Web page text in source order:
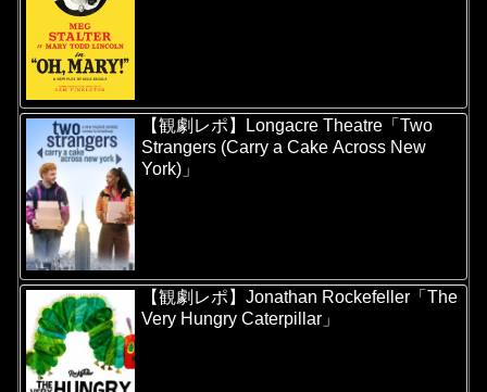
【観劇レポ】Longacre Theatre「Two
Strangers (Carry a Cake Across New
York)」
【観劇レポ】Jonathan Rockefeller「The
Very Hungry Caterpillar」